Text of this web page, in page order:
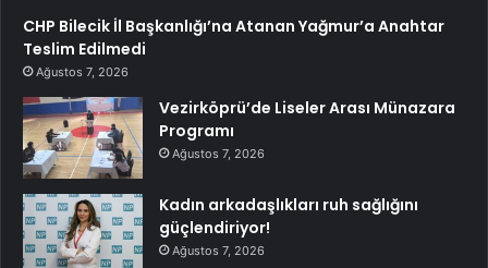
CHP Bilecik İl Başkanlığı’na Atanan Yağmur’a Anahtar
Teslim Edilmedi
Ağustos 7, 2026
Vezirköprü’de Liseler Arası Münazara
Programı
Ağustos 7, 2026
Kadın arkadaşlıkları ruh sağlığını
güçlendiriyor!
Ağustos 7, 2026